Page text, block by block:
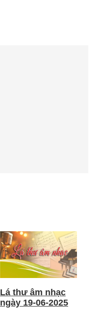
Lá thư âm nhạc
ngày 19-06-2025